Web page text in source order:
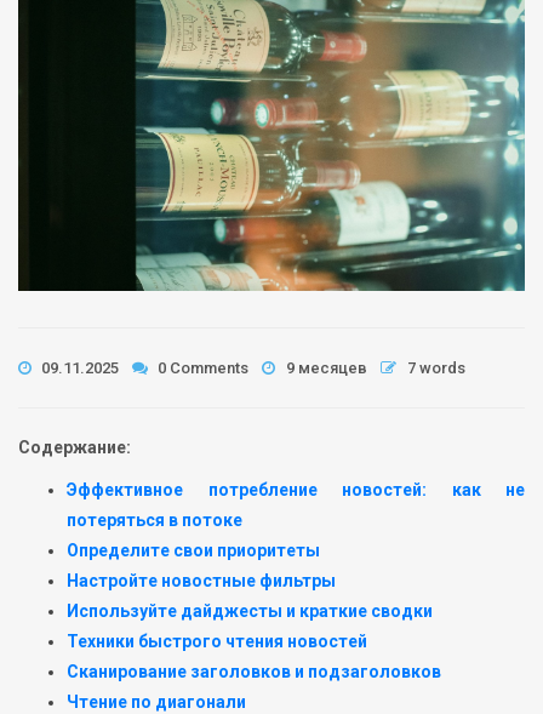
09.11.2025 0 Comments 9 месяцев 7 words
Содержание:
Эффективное потребление новостей: как не
потеряться в потоке
Определите свои приоритеты
Настройте новостные фильтры
Используйте дайджесты и краткие сводки
Техники быстрого чтения новостей
Сканирование заголовков и подзаголовков
Чтение по диагонали